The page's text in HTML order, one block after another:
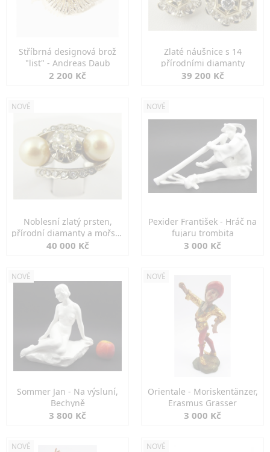
Stříbrná designová brož
"list" - Andreas Daub
2 200 Kč
Zlaté náušnice s 14
přírodními diamanty
39 200 Kč
NOVÉ
Noblesní zlatý prsten,
přírodní diamanty a mořské
perly
40 000 Kč
NOVÉ
Pexider František - Hráč na
fujaru trombita
3 000 Kč
NOVÉ
Sommer Jan - Na výsluní,
Bechyně
3 800 Kč
NOVÉ
Orientale - Moriskentänzer,
Erasmus Grasser
3 000 Kč
NOVÉ NOVÉ